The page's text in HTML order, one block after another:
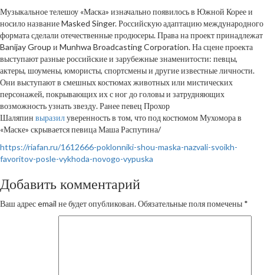
Музыкальное телешоу «Маска» изначально появилось в Южной Корее и
носило название Masked Singer. Российскую адаптацию международного
формата сделали отечественные продюсеры. Права на проект принадлежат
Banijay Group и Munhwa Broadcasting Corporation. На сцене проекта
выступают разные российские и зарубежные знаменитости: певцы,
актеры, шоумены, юмористы, спортсмены и другие известные личности.
Они выступают в смешных костюмах животных или мистических
персонажей, покрывающих их с ног до головы и затрудняющих
возможность узнать звезду. Ранее певец Прохор
Шаляпин выразилуверенность в том, что под костюмом Мухомора в
«Маске» скрывается певица Маша Распутина/
https://riafan.ru/1612666-poklonniki-shou-maska-nazvali-svoikh-
favoritov-posle-vykhoda-novogo-vypuska
Добавить комментарий
Ваш адрес email не будет опубликован.Обязательные поля помечены *